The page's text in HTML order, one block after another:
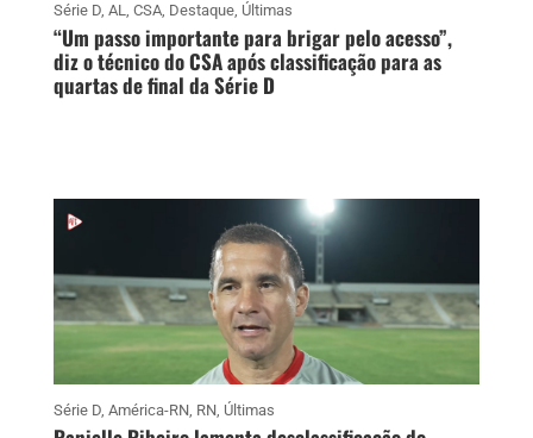
Série D, AL, CSA, Destaque, Últimas
“Um passo importante para brigar pelo acesso”,
diz o técnico do CSA após classificação para as
quartas de final da Série D
Série D, América-RN, RN, Últimas